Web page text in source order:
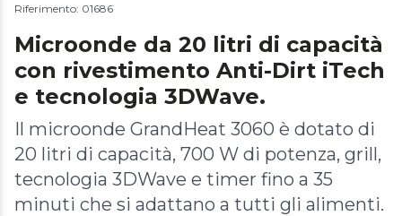
Riferimento: 01686
Microonde da 20 litri di capacità
con rivestimento Anti-Dirt iTech
e tecnologia 3DWave.
Il microonde GrandHeat 3060 è dotato di
20 litri di capacità, 700 W di potenza, grill,
tecnologia 3DWave e timer fino a 35
minuti che si adattano a tutti gli alimenti.